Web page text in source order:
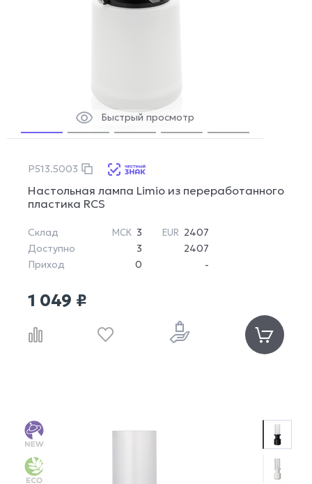
Быстрый просмотр
P513.5003
Настольная лампа Limio из переработанного
пластика RCS
Склад МСК 3 EUR 2407
Доступно
3
2407
Приход
0 -
1 049 ₽